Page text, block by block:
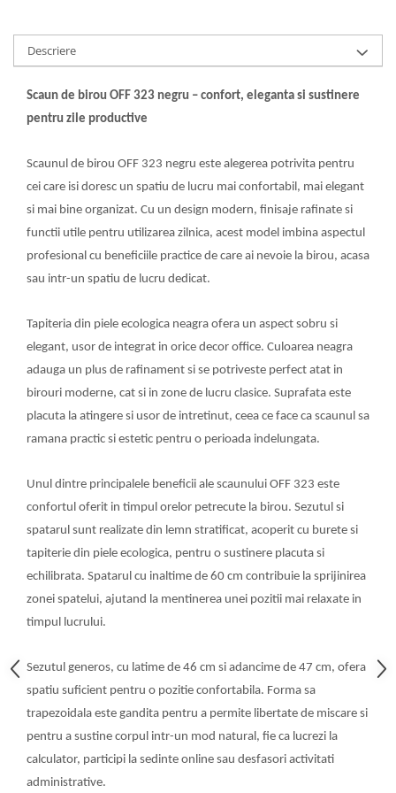
Scaune gradinita
Set mese si scaune gradinita
Mobilier copii
Mobila camera copii
Saltele patuturi copii
Paturi copii
Masa si scaune gradinita
Seturi comode living si dormitor
Descriere
Scaun de birou OFF 323 negru – confort, eleganta si sustinere
pentru zile productive
Scaunul de birou OFF 323 negru este alegerea potrivita pentru
cei care isi doresc un spatiu de lucru mai confortabil, mai elegant
si mai bine organizat. Cu un design modern, finisaje rafinate si
functii utile pentru utilizarea zilnica, acest model imbina aspectul
profesional cu beneficiile practice de care ai nevoie la birou, acasa
sau intr-un spatiu de lucru dedicat.
Tapiteria din piele ecologica neagra ofera un aspect sobru si
elegant, usor de integrat in orice decor office. Culoarea neagra
adauga un plus de rafinament si se potriveste perfect atat in
birouri moderne, cat si in zone de lucru clasice. Suprafata este
placuta la atingere si usor de intretinut, ceea ce face ca scaunul sa
ramana practic si estetic pentru o perioada indelungata.
Unul dintre principalele beneficii ale scaunului OFF 323 este
confortul oferit in timpul orelor petrecute la birou. Sezutul si
spatarul sunt realizate din lemn stratificat, acoperit cu burete si
tapiterie din piele ecologica, pentru o sustinere placuta si
echilibrata. Spatarul cu inaltime de 60 cm contribuie la sprijinirea
zonei spatelui, ajutand la mentinerea unei pozitii mai relaxate in
timpul lucrului.
Sezutul generos, cu latime de 46 cm si adancime de 47 cm, ofera
spatiu suficient pentru o pozitie confortabila. Forma sa
trapezoidala este gandita pentru a permite libertate de miscare si
pentru a sustine corpul intr-un mod natural, fie ca lucrezi la
calculator, participi la sedinte online sau desfasori activitati
administrative.